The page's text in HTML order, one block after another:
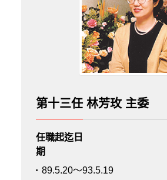
第十三任 林芳玫 主委
任職起迄日
期
89.5.20～93.5.19